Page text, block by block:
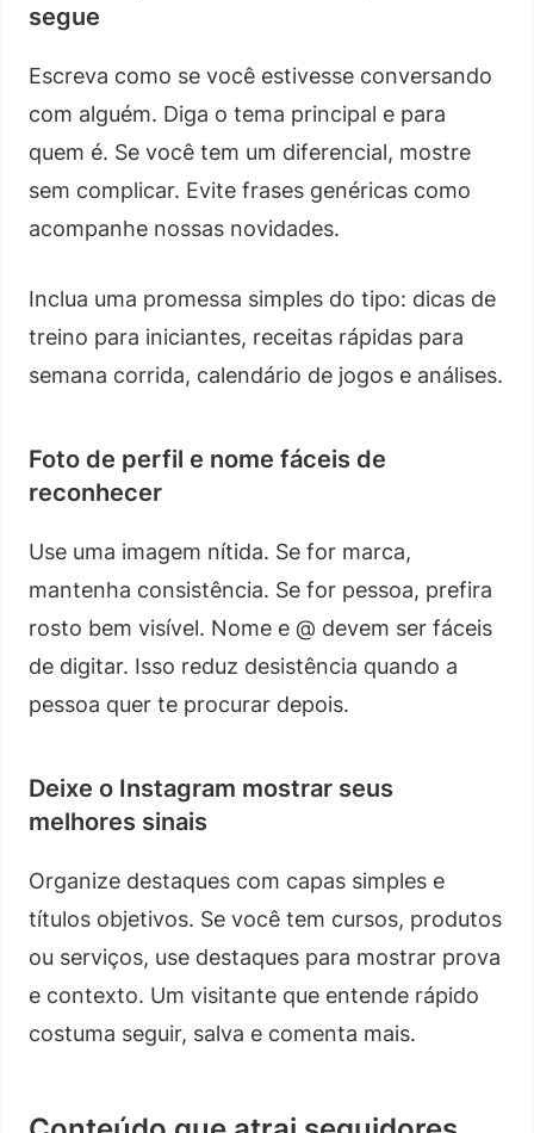
segue
Escreva como se você estivesse conversando
com alguém. Diga o tema principal e para
quem é. Se você tem um diferencial, mostre
sem complicar. Evite frases genéricas como
acompanhe nossas novidades.
Inclua uma promessa simples do tipo: dicas de
treino para iniciantes, receitas rápidas para
semana corrida, calendário de jogos e análises.
Foto de perfil e nome fáceis de
reconhecer
Use uma imagem nítida. Se for marca,
mantenha consistência. Se for pessoa, prefira
rosto bem visível. Nome e @ devem ser fáceis
de digitar. Isso reduz desistência quando a
pessoa quer te procurar depois.
Deixe o Instagram mostrar seus
melhores sinais
Organize destaques com capas simples e
títulos objetivos. Se você tem cursos, produtos
ou serviços, use destaques para mostrar prova
e contexto. Um visitante que entende rápido
costuma seguir, salva e comenta mais.